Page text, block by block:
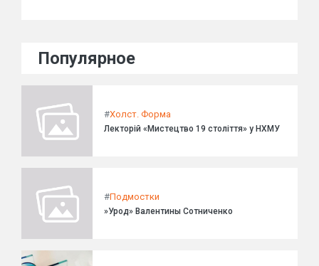
Популярное
#Холст. Форма
Лекторій «Мистецтво 19 століття» у НХМУ
#Подмостки
»Урод» Валентины Сотниченко